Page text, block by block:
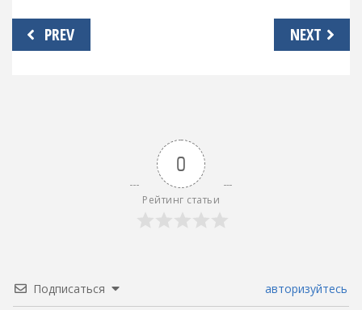
Навигация
по
PREV NEXT
0
Рейтинг статьи
Подписаться авторизуйтесь